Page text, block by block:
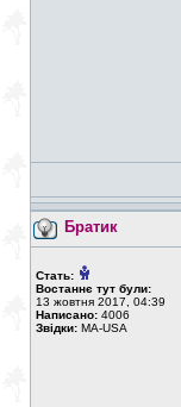
Братик
Стать:
Востаннє тут були:
13 жовтня 2017, 04:39
Написано: 4006
Звідки: MA-USA